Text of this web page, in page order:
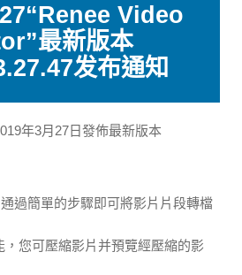
聯絡我們
支援中心
Video
最新版本
发布通知
年3月27日發佈最新版本
過簡單的步驟即可將影片片段轉檔
您可壓縮影片并預覽經壓縮的影